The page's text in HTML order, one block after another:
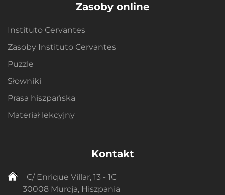
Zasoby online
Instituto Cervantes
Zasoby Instituto Cervantes
Puzzle
Słowniki
Prasa hiszpańska
Materiał lekcyjny
Kontakt
C/ Enrique Villar, 13 - 1C
30008 Murcja, Hiszpania